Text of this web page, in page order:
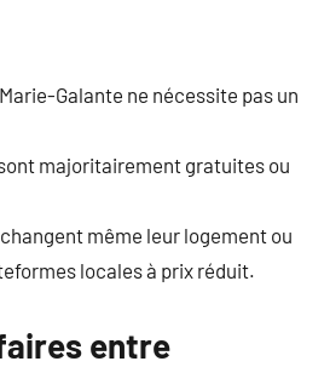
Galante ne nécessite pas un
majoritairement gratuites ou
même leur logement ou
locales à prix réduit.
entre